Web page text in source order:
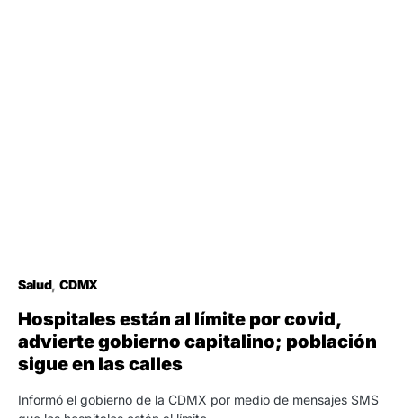
Salud CDMX
Hospitales están al límite por covid,
advierte gobierno capitalino; población
sigue en las calles
Informó el gobierno de la CDMX por medio de mensajes SMS